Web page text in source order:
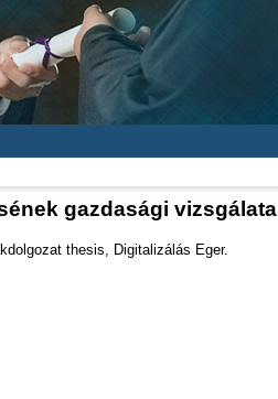
gazdasági vizsgálata
thesis, Digitalizálás Eger.